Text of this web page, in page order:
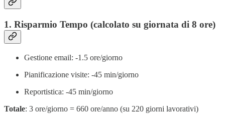
1. Risparmio Tempo (calcolato su giornata di 8 ore)
Gestione email: -1.5 ore/giorno
Pianificazione visite: -45 min/giorno
Reportistica: -45 min/giorno
Totale: 3 ore/giorno = 660 ore/anno (su 220 giorni lavorativi)